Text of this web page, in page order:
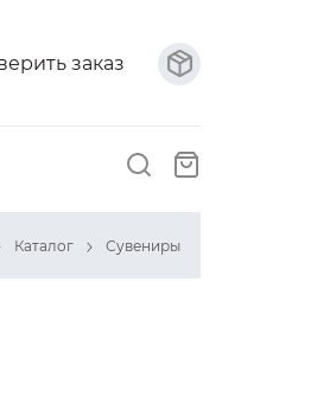
заказ
Каталог Сувениры